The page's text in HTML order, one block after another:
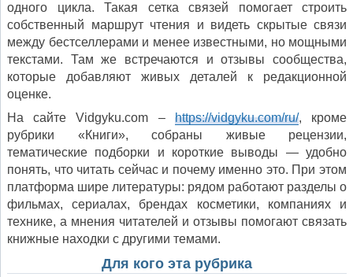
одного цикла. Такая сетка связей помогает строить
собственный маршрут чтения и видеть скрытые связи
между бестселлерами и менее известными, но мощными
текстами. Там же встречаются и отзывы сообщества,
которые добавляют живых деталей к редакционной
оценке.
На сайте Vidgyku.com – https://vidgyku.com/ru/, кроме
рубрики «Книги», собраны живые рецензии,
тематические подборки и короткие выводы — удобно
понять, что читать сейчас и почему именно это. При этом
платформа шире литературы: рядом работают разделы о
фильмах, сериалах, брендах косметики, компаниях и
технике, а мнения читателей и отзывы помогают связать
книжные находки с другими темами.
Для кого эта рубрика